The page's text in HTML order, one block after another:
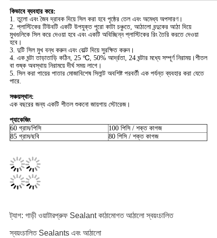
কিভাবে ব্যবহার করে:
1. তুলো এবং জৈব দ্রাবক দিয়ে সিল করা হবে পৃষ্ঠের তেল এবং অমেধ্য অপসারণ।
2. প্লাস্টিকের টিউবটি একটি উপযুক্ত পুরো কাটা চঞ্চুতে, আঠালো বন্দুকের আঠা দিয়ে
মুখগুলিকে সিল করে দেওয়া হবে এবং একটি অবিচ্ছিন্ন প্লাস্টিকের রিং তৈরি করতে দেওয়া
হবে।
3. দুটি সিল মুখ বন্ধ করুন এবং বোল্ট দিয়ে সুরক্ষিত করুন।
4. এক ঘন্টা তাড়াতাড়ি কঠিন, 25 ℃, 50% আর্দ্রতা, 24 ঘন্টার মধ্যে সম্পূর্ণ নিরাময়।শীতল
বা শুষ্ক অবস্থায় নিরাময়ে দীর্ঘ সময় লাগে।
5. সিল করা পায়ের পাতার মোজাবিশেষ সিলান্ট অবশিষ্ট পরবর্তী এক পর্যন্ত ব্যবহার করা যেতে
পারে.
সঞ্চয়স্থান:
এক বছরের জন্য একটি শীতল শুকনো জায়গায় স্টোরেজ।
প্যাকেজিং
60 গ্রাম/পিসি
100 পিসি / শক্ত কাগজ
85 গ্রাম/ছবি
80 পিসি / শক্ত কাগজ
ট্যাগ: গাড়ী ওয়াটারপ্রুফ Sealant কাঠামোগত আঠালো স্বয়ংচালিত
স্বয়ংচালিত Sealants এবং আঠালো